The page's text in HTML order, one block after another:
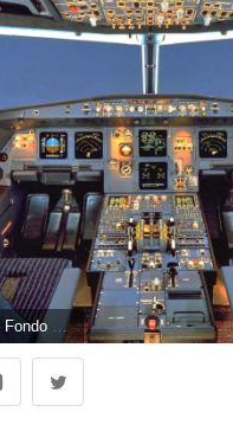
1600x1600 - Fondo de pantalla de 1600x1600. Fondo de pantalla de cabina.